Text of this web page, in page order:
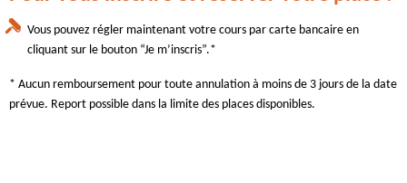
Vous pouvez régler maintenant votre cours par carte bancaire en
cliquant sur le bouton “Je m’inscris”.*
* Aucun remboursement pour toute annulation à moins de 3 jours de la date
prévue. Report possible dans la limite des places disponibles.